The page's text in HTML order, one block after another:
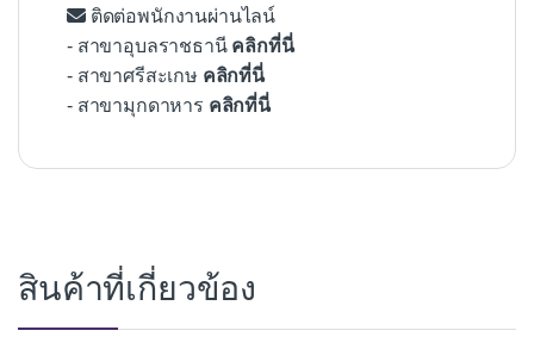
ติดต่อพนักงานผ่านไลน์
- สาขาอุบลราชธานี คลิกที่นี่
- สาขาศรีสะเกษ คลิกที่นี่
- สาขามุกดาหาร คลิกที่นี่
สินค้าที่เกี่ยวข้อง